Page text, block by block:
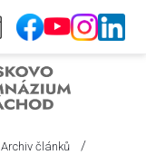
Archiv článků /